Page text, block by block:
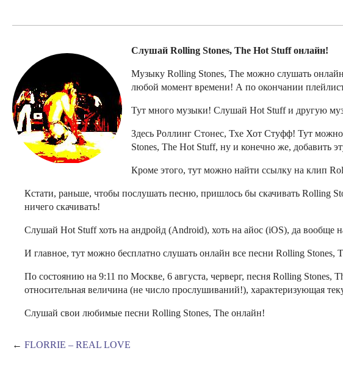
Слушай Rolling Stones, The Hot Stuff онлайн!
Музыку Rolling Stones, The можно слушать
любой момент времени! А по окончании
Тут много музыки! Слушай Hot Stuff и другую
Здесь Роллинг Стонес, Тхе Хот Стуфф! Тут
Stones, The Hot Stuff, ну и конечно же, добавить
Кроме этого, тут можно найти ссылку на клип
Кстати, раньше, чтобы послушать песню, пришлось бы скачивать Rolling
ничего скачивать!
Слушай Hot Stuff хоть на андройд (Android), хоть на айос (iOS), да вообще
И главное, тут можно бесплатно слушать онлайн все песни Rolling Stones,
По состоянию на 9:11 по Москве, 6 августа, черверг, песня Rolling Stones,
относительная величина (не число прослушиваний!), характеризующая
Слушай свои любимые песни Rolling Stones, The онлайн!
← FLORRIE – REAL LOVE